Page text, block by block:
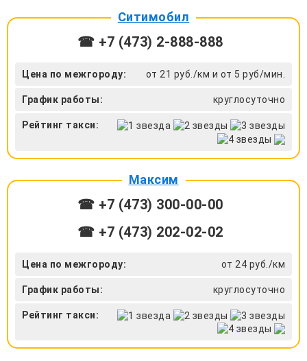
Ситимобил
☎ +7 (473) 2-888-888
Цена по межгороду: от 21 руб./км и от 5 руб/мин.
График работы: круглосуточно
Рейтинг такси:
Максим
☎ +7 (473) 300-00-00
☎ +7 (473) 202-02-02
Цена по межгороду: от 24 руб./км
График работы: круглосуточно
Рейтинг такси: